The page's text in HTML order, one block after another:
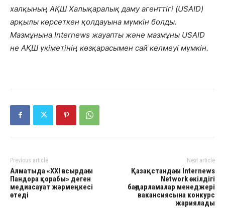
халқының АҚШ Халықаралық даму агенттігі (USAID)
арқылы көрсеткен қолдауына мүмкін болды.
Мазмұнына Internews жауапты және мазмұны USAID
не АҚШ үкіметінің көзқарасымен сай келмеуі мүмкін.
Previous article
Алматыда «ХХІ ғасырдағы
Пандора қорабы» деген
медиасауат жәрмеңкесі
өтеді
Next article
Қазақстандағы Internews
Network өкілдігі
бағдарламалар менеджері
вакансиясына конкурс
жариялады